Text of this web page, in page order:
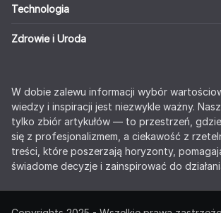
Technologia
Zdrowie i Uroda
W dobie zalewu informacji wybór
wiedzy i inspiracji jest niezwykle ważny.
tylko zbiór artykułów — to przestrzeń,
się z profesjonalizmem, a ciekawość z
treści, które poszerzają horyzonty,
świadome decyzje i zainspirować do